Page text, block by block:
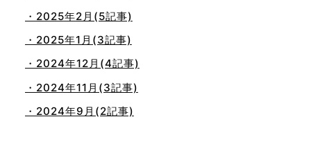
・2025年2月(5記事)
・2025年1月(3記事)
・2024年12月(4記事)
・2024年11月(3記事)
・2024年9月(2記事)